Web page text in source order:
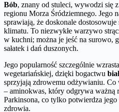
Bób, znany od stuleci, wywodzi się
regionu Morza Śródziemnego. Jego
sprawiają, że doskonale
klimatu. To niezwykłe warzywo
w kuchni; można je jeść na surowo,
sałatek i dań duszonych.
Jego popularność szczególnie
wegetariańskiej, dzięki bogactwu
sprzyjają zdrowemu odżywianiu. Co
– aminokwas, który odgrywa ważną
Parkinsona, co tylko potwierdza jego
zdrowia.